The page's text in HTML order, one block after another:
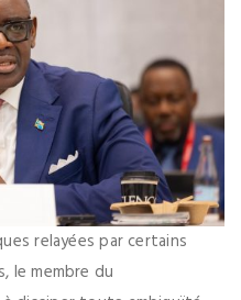
relayées par certains
le membre du